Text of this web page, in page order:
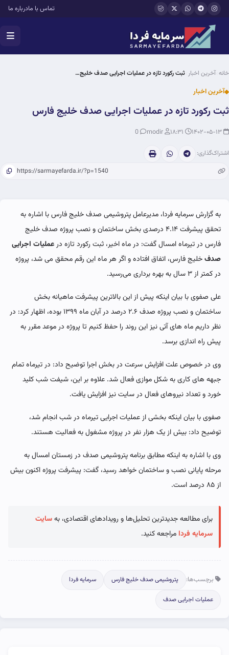
رفتن به محتوای اصلی تماس با مادرباره ما
خانه آخرین اخبار ثبت رکورد تازه در عملیات اجرایی صدف خلیج…
آخرین اخبار
ثبت رکورد تازه در عملیات اجرایی صدف خلیج فارس
اشتراک‌گذاری:
به گزارشسرمایه فردا، مدیرعامل پتروشیمی صدف خلیج فارس با اشاره به
تحقق پیشرفت ۴.۱۴ درصدی بخش ساختمان و نصب پروژه صدف خلیج
فارس در تیرماه امسال گفت: در ماه اخیر، ثبت رکورد تازه درعملیات اجرایی
صدفخلیج فارس، اتفاق افتاده و اگر هر ماه این رقم محقق می شد، پروژه
در کمتر از ۳ سال به بهره برداری می‌رسید.
علی صفوی با بیان اینکه پیش از این بالاترین پیشرفت ماهیانه بخش
ساختمان و نصب پروژه صدف ۲.۶ درصد در آبان ماه ۱۳۹۹ بوده، اظهار کرد: در
نظر داریم ماه های آتی نیز این روند را حفظ کنیم تا پروژه در موعد مقرر به
پیش راه اندازی برسد.
وی در خصوص علت افزایش سرعت در بخش اجرا توضیح داد: در تیرماه تمام
جبهه های کاری به شکل موازی فعال شد. علاوه بر این، شیفت شب کلید
خورد و تعداد نیروهای فعال در سایت نیز افزایش یافت.
صفوی با بیان اینکه بخشی از عملیات اجرایی تیرماه در شب انجام شد،
توضیح داد: بیش از یک هزار نفر در پروژه مشغول به فعالیت هستند.
وی با اشاره به اینکه مطابق برنامه پتروشیمی صدف در زمستان امسال به
مرحله پایانی نصب و ساختمان خواهد رسید، گفت: پیشرفت پروژه اکنون بیش
از ۸۵ درصد است.
برای مطالعه جدیدترین تحلیل‌ها و رویدادهای اقتصادی، بهسایت
سرمایه فردا مراجعه کنید.
برچسب‌ها: پتروشیمی صدف خلیج فارس سرمایه فردا
عملیات اجرایی صدف